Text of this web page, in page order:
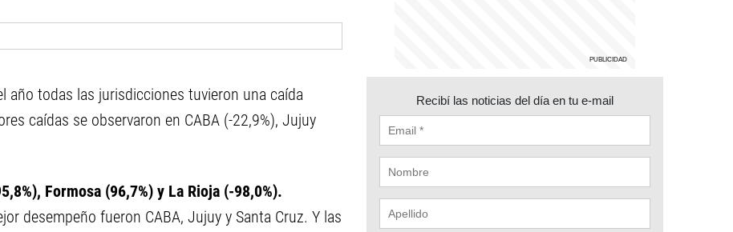
año todas las jurisdicciones tuvieron una caída
caídas se observaron en CABA (-22,9%), Jujuy
Formosa (96,7%) y La Rioja (-98,0%).
desempeño fueron CABA, Jujuy y Santa Cruz. Y las
Recibí las noticias del día en tu e-mail